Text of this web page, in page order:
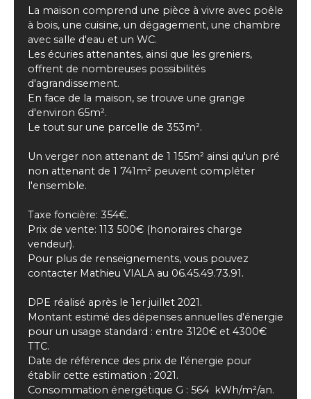
La maison comprend une pièce à vivre avec poêle
à bois, une cuisine, un dégagement, une chambre
avec salle d'eau et un WC.
Les écuries attenantes, ainsi que les greniers,
offrent de nombreuses possibilités
d'agrandissement.
En face de la maison, se trouve une grange
d'environ 65m².
Le tout sur une parcelle de 353m².
Un verger non attenant de 1 155m² ainsi qu'un pré
non attenant de 1 741m² peuvent compléter
l'ensemble.
Taxe foncière: 354€.
Prix de vente: 113 500€ (honoraires charge
vendeur).
Pour plus de renseignements, vous pouvez
contacter Mathieu VIALA au 06.45.49.73.91.
DPE réalisé après le 1er juillet 2021.
Montant estimé des dépenses annuelles d'énergie
pour un usage standard : entre 3120€ et 4300€
TTC.
Date de référence des prix de l’énergie pour
établir cette estimation : 2021.
Consommation énergétique G : 564 kWh/m²/an.